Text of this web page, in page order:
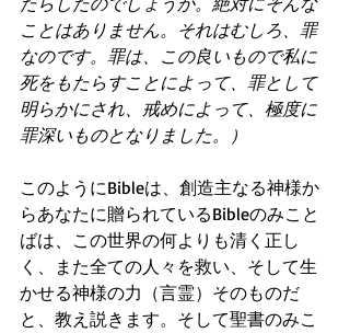
ことはありません。それはむしろ、罪
なのです。罪は、この良いもので私に
死をもたらすことによって、罪として
明らかにされ、戒めによって、極度に
罪深いものとなりました。）
このようにBibleは、創造主なる神様か
らあなたに贈られているBibleのみこと
ばは、この世界の何よりも清く正し
く、また全ての人々を救い、そして生
かせる神様の力（言霊）そのものだ
と、教え説きます。そして聖書のみこ